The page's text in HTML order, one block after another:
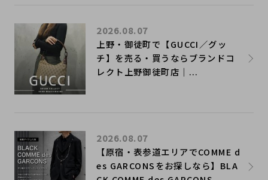
上野・御徒町で【GUCCI／グッ
チ】を売る・買うならブランドコ
レクト上野御徒町店｜...
2026.08.07
【原宿・表参道エリアでCOMME d
es GARCONSをお探しなら】BLA
2026.08.07